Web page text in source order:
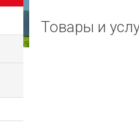
Товары и